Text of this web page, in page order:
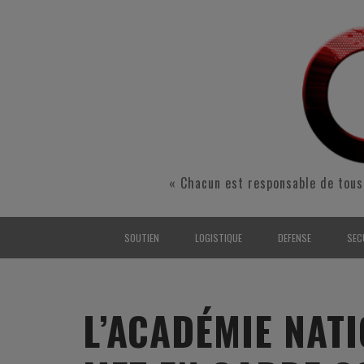
« Chacun est responsable de
SOUTIEN
AIR
LOGISTIQUE
TERRE
AIR
DEFENSE
AIR
L’ACADÉMIE